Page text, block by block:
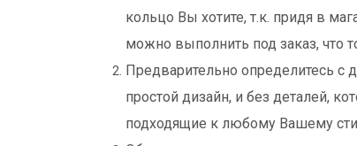
кольцо Вы хотите, т.к. придя в
можно выполнить под заказ, что
Предварительно определитесь с
простой дизайн, и без деталей,
подходящие к любому Вашему